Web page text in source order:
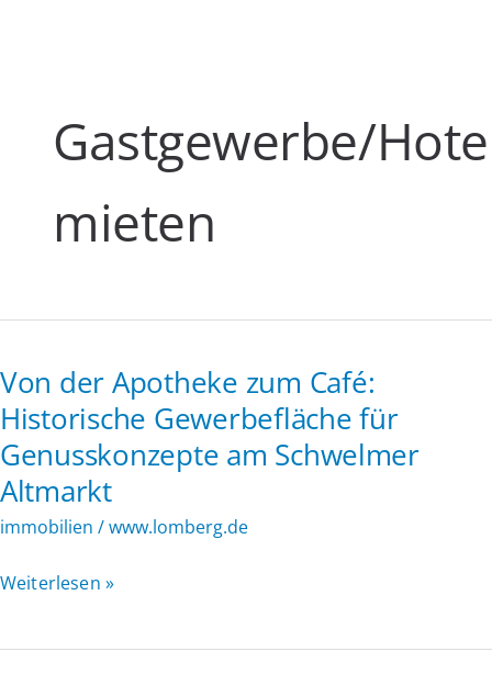
Gastgewerbe/
mieten
Von der Apotheke zum Café:
Historische Gewerbefläche für
Genusskonzepte am Schwelmer
Altmarkt
immobilien /www.lomberg.de
Von
Apotheke
Weiterlesen »